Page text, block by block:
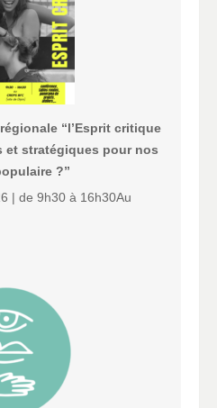
“l’Esprit critique
stratégiques pour nos
?”
| de 9h30 à 16h30Au